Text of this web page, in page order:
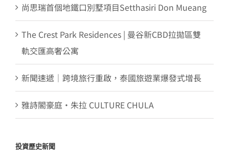
尚思瑞首個地鐵口別墅項目Setthasiri Don Mueang
The Crest Park Residences | 曼谷新CBD拉拋區雙
軌交匯高奢公寓
新聞速遞｜跨境旅行重啟，泰國旅遊業爆發式增長
雅詩閣豪庭・朱拉 CULTURE CHULA
投資歷史新聞